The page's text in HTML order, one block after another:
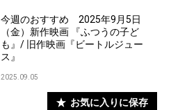
今週のおすすめ 2025年9月5日
（金）新作映画 『ふつうの子ど
も』/ 旧作映画『ビートルジュー
ス』
2025.09.05
お気に入りに保存